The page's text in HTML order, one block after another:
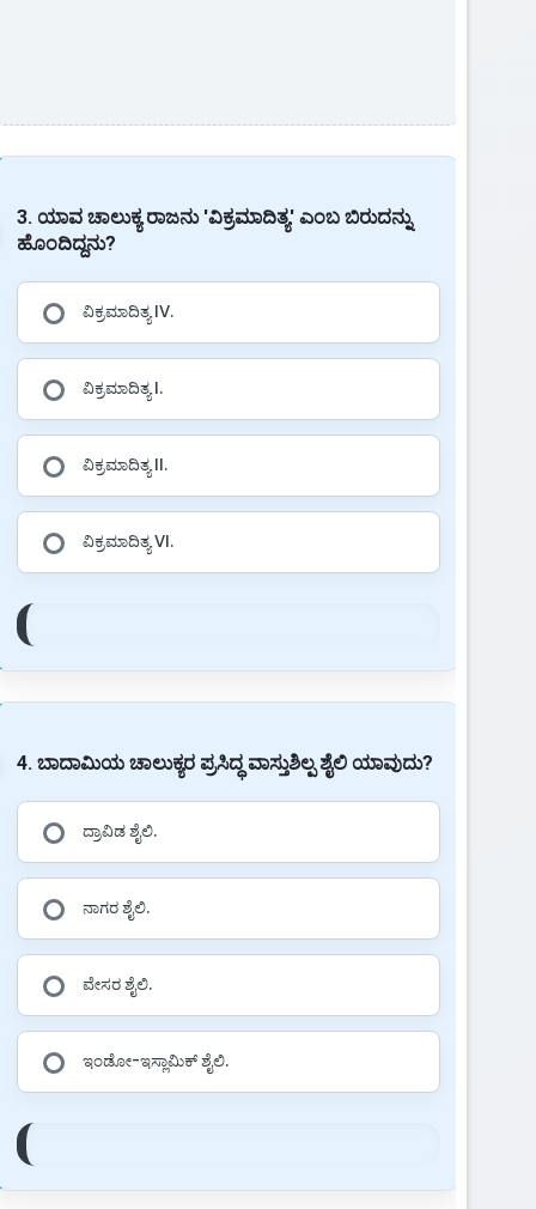
3. ಯಾವ ಚಾಲುಕ್ಯ ರಾಜನು 'ವಿಕ್ರಮಾದಿತ್ಯ' ಎಂಬ ಬಿರುದನ್ನು
ಹೊಂದಿದ್ದನು?
ವಿಕ್ರಮಾದಿತ್ಯ IV.
ವಿಕ್ರಮಾದಿತ್ಯ I.
ವಿಕ್ರಮಾದಿತ್ಯ II.
ವಿಕ್ರಮಾದಿತ್ಯ VI.
4. ಬಾದಾಮಿಯ ಚಾಲುಕ್ಯರ ಪ್ರಸಿದ್ಧ ವಾಸ್ತುಶಿಲ್ಪ ಶೈಲಿ ಯಾವುದು?
ದ್ರಾವಿಡ ಶೈಲಿ.
ನಾಗರ ಶೈಲಿ.
ವೇಸರ ಶೈಲಿ.
ಇಂಡೋ-ಇಸ್ಲಾಮಿಕ್ ಶೈಲಿ.